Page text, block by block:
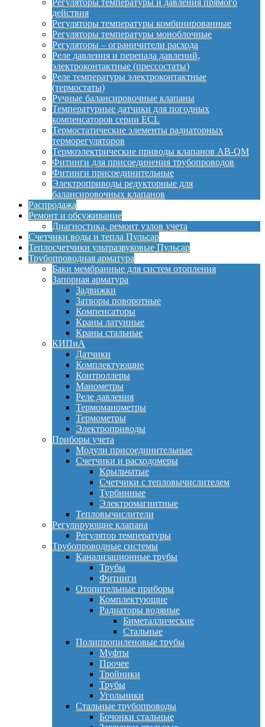
Регуляторы температуры и давления прямого
действия
Регуляторы температуры комбинированные
Регуляторы температуры моноблочные
Регуляторы – ограничители расхода
Реле давления и перепада давлений,
электроконтактные (прессостаты)
Реле температуры электроконтактные
(термостаты)
Ручные балансировочные клапаны
Температурные датчики для погодных
компенсаторов серии ECL
Термостатические элементы радиаторных
терморегуляторов
Термоэлектрические приводы клапанов AB-QM
Фитинги для присоединения трубопроводов
Фитинги присоединительные
Электроприводы редукторные для
балансировочных клапанов
Распродажа
Ремонт и обсуживание
Диагностика, ремонт узлов учета
Счетчики воды и тепла Пульсар
Теплосчетчики ультразвуковые Пульсар
Трубопроводная арматура
Баки мембранные для систем отопления
Запорная арматура
Задвижки
Затворы поворотные
Компенсаторы
Краны латунные
Краны стальные
КИПиА
Датчики
Комплектующие
Контроллеры
Манометры
Реле давления
Термоманометры
Термометры
Электроприводы
Приборы учета
Модули присоединительные
Счетчики и расходомеры
Крыльчатые
Счетчики с тепловычислителем
Турбинные
Электромагнитные
Тепловычислители
Регулирующие клапана
Регулятор температуры
Трубопроводные системы
Канализационные трубы
Трубы
Фитинги
Отопительные приборы
Комплектующие
Радиаторы водяные
Биметаллические
Стальные
Полипропиленовые трубы
Муфты
Прочее
Тройники
Трубы
Угольники
Стальные трубопроводы
Бочонки стальные